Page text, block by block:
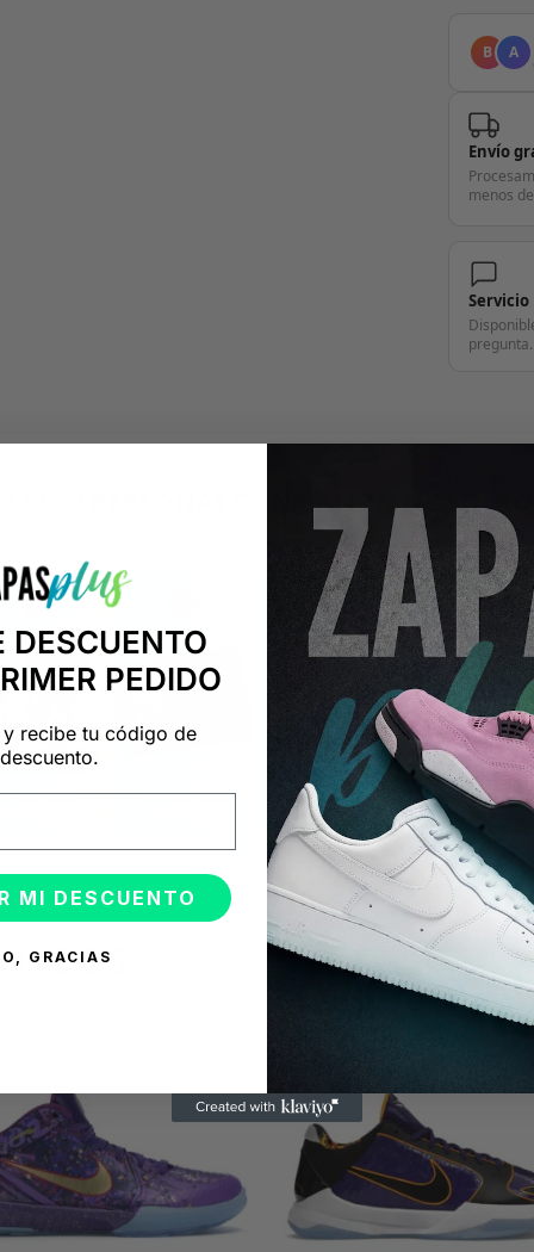
B A
Envío
menos
Servicio
pregunta.
+14.000 PERSONAS CONFÍAN EN
"Consulta nuestras reseñas y compruébalo tú mismo"
DESCUENTO
PEDIDO
y recibe tu código de
descuento.
MI DESCUENTO
GRACIAS